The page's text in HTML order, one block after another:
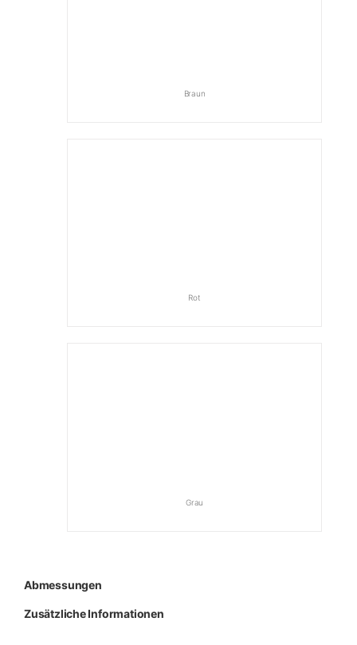
Braun
Rot
Grau
Abmessungen
Zusätzliche Informationen